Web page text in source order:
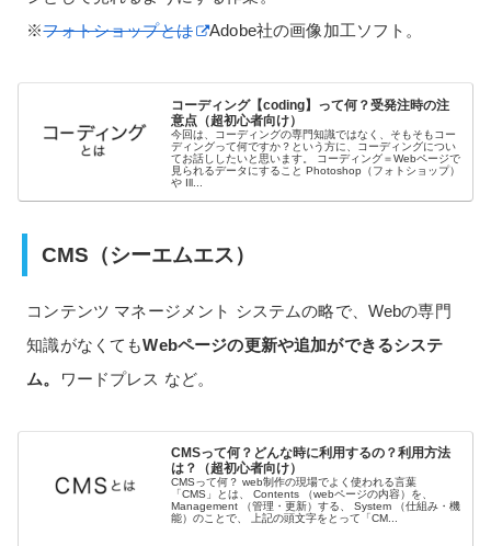
※フォトショップとは Adobe社の画像加工ソフト。
コーディング【coding】って何？受発注時の注
意点（超初心者向け）
今回は、コーディングの専門知識ではなく、そもそもコー
ディングって何ですか？という方に、コーディングについ
てお話ししたいと思います。 コーディング＝Webページで
見られるデータにすること Photoshop（フォトショップ）
や Ill...
CMS（シーエムエス）
コンテンツ マネージメント システムの略で、Webの専門
知識がなくてもWebページの更新や追加ができるシステ
ム。
ワードプレス など。
CMSって何？どんな時に利用するの？利用方法
は？（超初心者向け）
CMSって何？ web制作の現場でよく使われる言葉
「CMS」とは、 Contents （webページの内容）を、
Management （管理・更新）する、 System （仕組み・機
能）のことで、 上記の頭文字をとって「CM...